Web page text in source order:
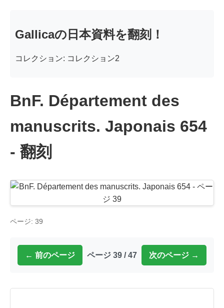
Gallicaの日本資料を翻刻！
コレクション: コレクション2
BnF. Département des
manuscrits. Japonais 654
- 翻刻
ページ: 39
← 前のページ ページ 39 / 47 次のページ →